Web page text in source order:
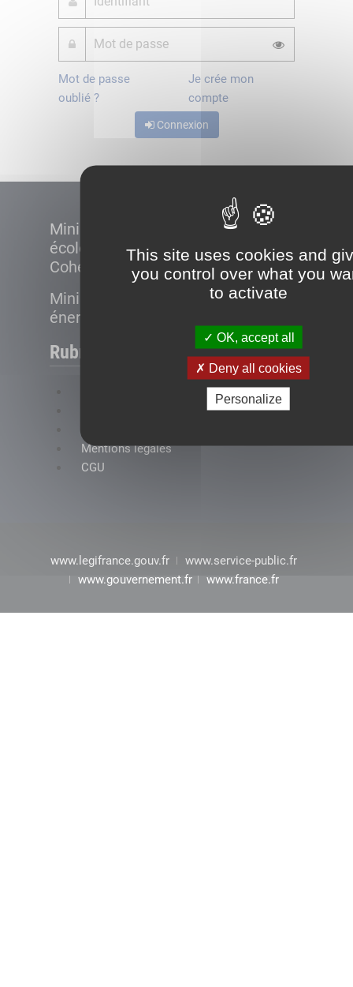
This site uses cookies and
you control over what you
to activate
OK, accept all
Deny all cookies
Personalize
Mot de passe
oublié ?
Je crée mon
compte
Connexion
Ministère de la Transition
écologique et de la
Cohésion des territoires
Ministère de la Transition
énergétique
Rubriques
Mentions légales
CGU
www.legifrance.gouv.fr
www.service-public.fr
www.gouvernement.fr
www.france.fr